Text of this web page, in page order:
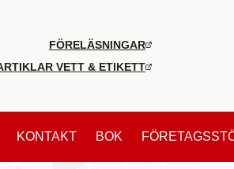
FÖRELÄSNINGAR
VETT & ETIKETT
KONTAKT BOK